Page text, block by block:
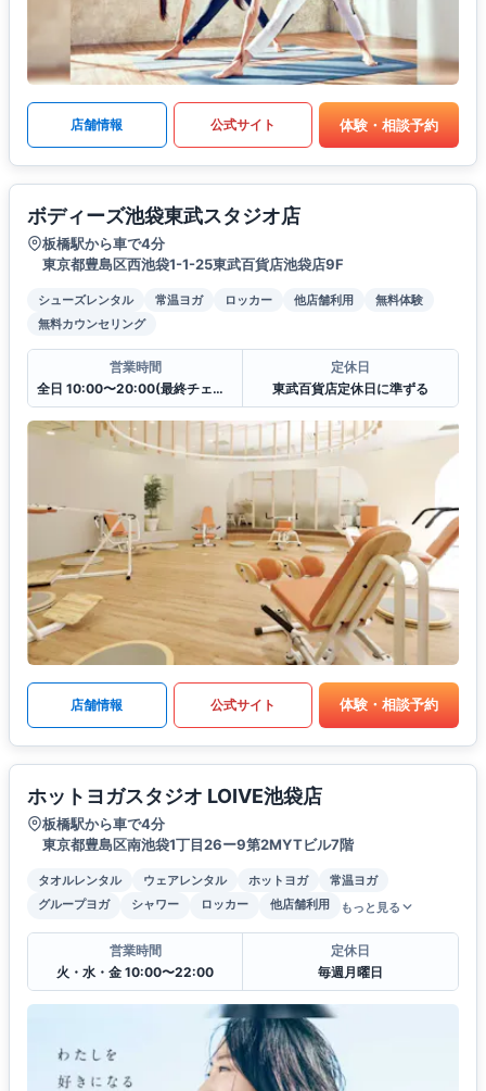
店舗情報 公式サイト 体験・相談予約
ボディーズ池袋東武スタジオ店
板橋駅から車で4分
東京都豊島区西池袋1-1-25東武百貨店池袋店9F
シューズレンタル 常温ヨガ ロッカー 他店舗利用
無料体験
無料カウンセリング
営業時間
全日 10:00〜20:00(最終チェックイン19:30)
定休日
東武百貨店定休日に準ずる
店舗情報 公式サイト 体験・相談予約
ホットヨガスタジオ LOIVE池袋店
板橋駅から車で4分
東京都豊島区南池袋1丁目26ー9第2MYTビル7階
タオルレンタル ウェアレンタル ホットヨガ
常温ヨガ
グループヨガ
シャワー ロッカー 他店舗利用 もっと見る
営業時間
火・水・金 10:00〜22:00
定休日
毎週月曜日